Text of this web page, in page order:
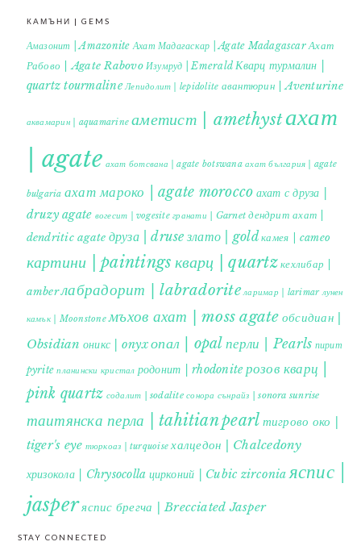
КАМЪНИ | GEMS
Амазонит | Amazonite Ахат Мадагаскар | Agate Madagascar Ахат
Рабово | Agate Rabovo Изумруд | Emerald Кварц турмалин |
quartz tourmaline Лепидолит | lepidolite авантюрин | Aventurine
аквамарин | aquamarine аметист | amethystахат
| agate ахат ботсвана | agate botswana ахат българия | agate
bulgaria ахат мароко | agate morocco ахат с друза |
druzy agate вогесит | vogesite гранати | Garnet дендрит ахат |
dendritic agate друза | druse злато | gold камея | cameo
картини | paintings кварц | quartzкехлибар |
amberлабрадорит | labradorite ларимар | larimar лунен
камък | Moonstone мъхов ахат | moss agate обсидиан |
Obsidian оникс | onyxопал | opal перли | Pearls пирит |
pyrite планински кристал родонит | rhodonite розов кварц |
pink quartz содалит | sodalite сонора сънрайз | sonora sunrise
таитянска перла | tahitian pearl тигрово око |
tiger's eye тюркоаз | turquoise халцедон | Chalcedony
хризокола | Chrysocolla цирконий | Cubic zirconia яспис |
jasperяспис брегча | Brecciated Jasper
STAY CONNECTED